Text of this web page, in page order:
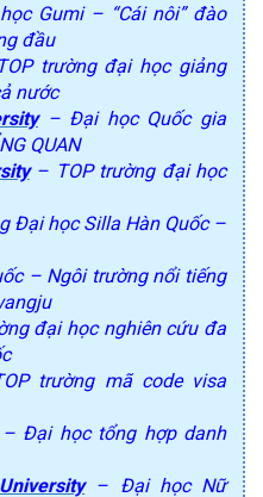
Gumi – “Cái nôi” đào
đầu
trường đại học giảng
nước
– Đại học Quốc gia
QUAN
– TOP trường đại học
Đại học Silla Hàn Quốc –
– Ngôi trường nổi tiếng
đại học nghiên cứu đa
trường mã code visa
Đại học tổng hợp danh
– Đại học Nữ